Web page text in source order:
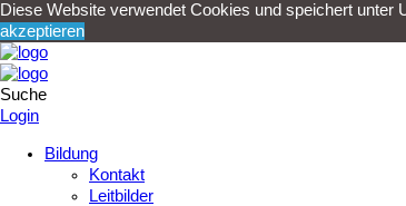
Diese Website verwendet Cookies und speichert unter
akzeptieren
Suche
Login
Bildung
Kontakt
Leitbilder